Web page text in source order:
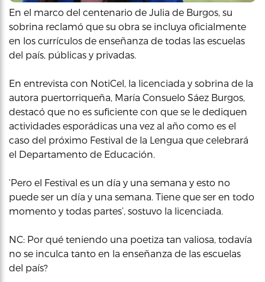
En el marco del centenario de Julia de Burgos, su
sobrina reclamó que su obra se incluya oficialmente
en los currículos de enseñanza de todas las escuelas
del país, públicas y privadas.
En entrevista con NotiCel, la licenciada y sobrina de la
autora puertorriqueña, María Consuelo Sáez Burgos,
destacó que no es suficiente con que se le dediquen
actividades esporádicas una vez al año como es el
caso del próximo Festival de la Lengua que celebrará
el Departamento de Educación.
‘Pero el Festival es un día y una semana y esto no
puede ser un día y una semana. Tiene que ser en todo
momento y todas partes’, sostuvo la licenciada.
NC: Por qué teniendo una poetiza tan valiosa, todavía
no se inculca tanto en la enseñanza de las escuelas
del país?